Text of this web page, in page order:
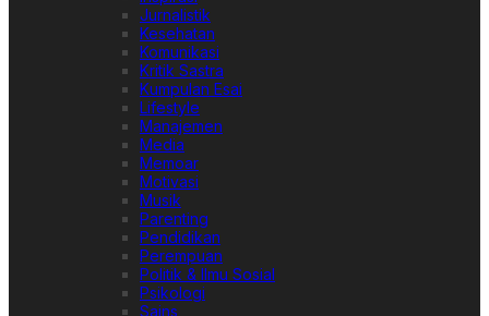
Jurnalistik
Kesehatan
Komunikasi
Kritik Sastra
Kumpulan Esai
Lifestyle
Manajemen
Media
Memoar
Motivasi
Musik
Parenting
Pendidikan
Perempuan
Politik & Ilmu Sosial
Psikologi
Sains